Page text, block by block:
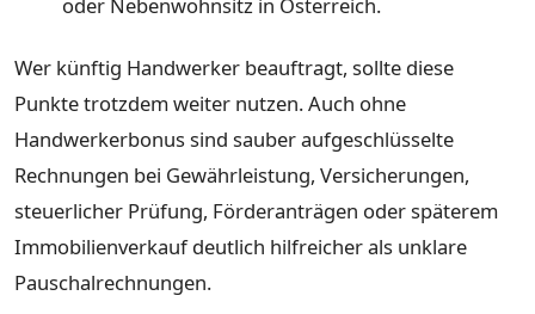
Wer künftig Handwerker beauftragt, sollte diese
Punkte trotzdem weiter nutzen. Auch ohne
Handwerkerbonus sind sauber aufgeschlüsselte
Rechnungen bei Gewährleistung, Versicherungen,
steuerlicher Prüfung, Förderanträgen oder späterem
Immobilienverkauf deutlich hilfreicher als unklare
Pauschalrechnungen.